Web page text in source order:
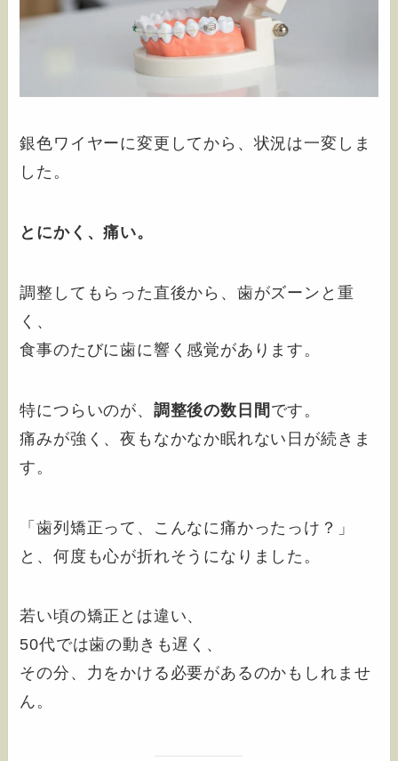
銀色ワイヤーに変更してから、状況は一変しま
した。
とにかく、痛い。
調整してもらった直後から、歯がズーンと重
く、
食事のたびに歯に響く感覚があります。
特につらいのが、 調整後の数日間 です。
痛みが強く、夜もなかなか眠れない日が続きま
す。
「歯列矯正って、こんなに痛かったっけ？」
と、何度も心が折れそうになりました。
若い頃の矯正とは違い、
50代では歯の動きも遅く、
その分、力をかける必要があるのかもしれませ
ん。